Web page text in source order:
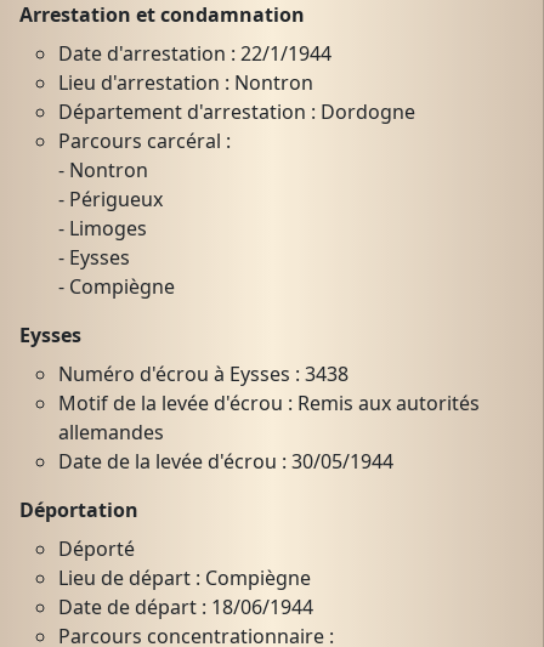
Arrestation et condamnation
Date d'arrestation : 22/1/1944
Lieu d'arrestation : Nontron
Département d'arrestation : Dordogne
Parcours carcéral :
- Nontron
- Périgueux
- Limoges
- Eysses
- Compiègne
Eysses
Numéro d'écrou à Eysses : 3438
Motif de la levée d'écrou : Remis aux autorités
allemandes
Date de la levée d'écrou : 30/05/1944
Déportation
Déporté
Lieu de départ : Compiègne
Date de départ : 18/06/1944
Parcours concentrationnaire :